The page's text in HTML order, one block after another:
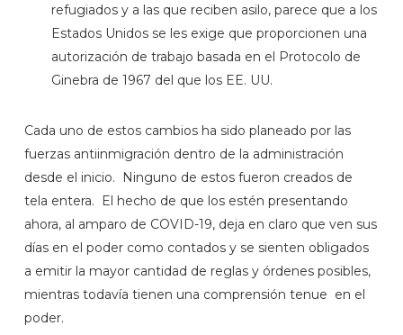
refugiados y a las que reciben asilo, parece que a los
Estados Unidos se les exige que proporcionen una
autorización de trabajo basada en el Protocolo de
Ginebra de 1967 del que los EE. UU.
Cada uno de estos cambios ha sido planeado por las
fuerzas antiinmigración dentro de la administración
desde el inicio. Ninguno de estos fueron creados de
tela entera. El hecho de que los estén presentando
ahora, al amparo de COVID-19, deja en claro que ven sus
días en el poder como contados y se sienten obligados
a emitir la mayor cantidad de reglas y órdenes posibles,
mientras todavía tienen una comprensión tenue en el
poder.